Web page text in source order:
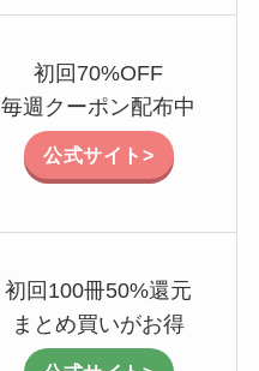
初回70%OFF
毎週クーポン配布中
公式サイト>
初回100冊50%還元
まとめ買いがお得